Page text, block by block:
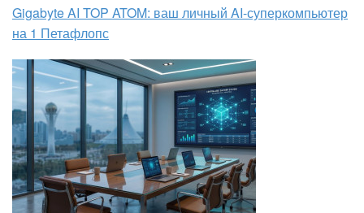
Gigabyte AI TOP ATOM: ваш личный AI-суперкомпьютер
на 1 Петафлопс